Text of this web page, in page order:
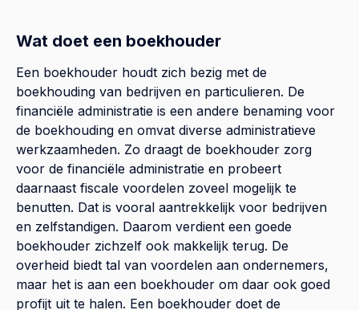
Wat doet een boekhouder
Een boekhouder houdt zich bezig met de
boekhouding van bedrijven en particulieren. De
financiële administratie is een andere benaming voor
de boekhouding en omvat diverse administratieve
werkzaamheden. Zo draagt de boekhouder zorg
voor de financiële administratie en probeert
daarnaast fiscale voordelen zoveel mogelijk te
benutten. Dat is vooral aantrekkelijk voor bedrijven
en zelfstandigen. Daarom verdient een goede
boekhouder zichzelf ook makkelijk terug. De
overheid biedt tal van voordelen aan ondernemers,
maar het is aan een boekhouder om daar ook goed
profijt uit te halen. Een boekhouder doet de